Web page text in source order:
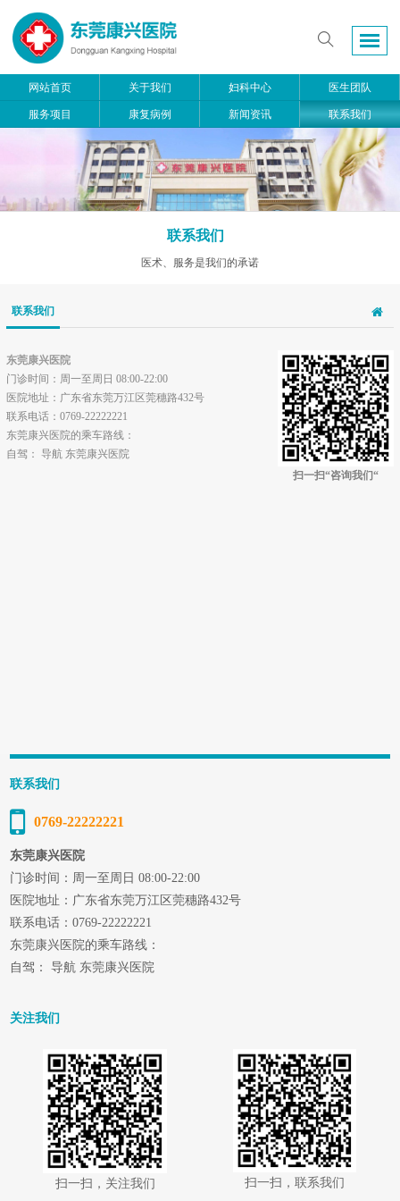
网站首页 关于我们 妇科中心 医生团队
服务项目 康复病例 新闻资讯 联系我们
联系我们
医术、服务是我们的承诺
联系我们
东莞康兴医院
门诊时间：周一至周日 08:00-22:00
医院地址：广东省东莞万江区莞穗路432号
联系电话：0769-22222221
东莞康兴医院的乘车路线：
自驾： 导航 东莞康兴医院
扫一扫“咨询我们“
联系我们
0769-22222221
东莞康兴医院
门诊时间：周一至周日 08:00-22:00
医院地址：广东省东莞万江区莞穗路432号
联系电话：0769-22222221
东莞康兴医院的乘车路线：
自驾： 导航 东莞康兴医院
关注我们
扫一扫，关注我们 扫一扫，联系我们